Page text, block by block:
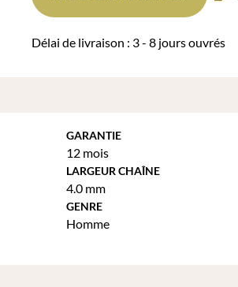
Délai de livraison : 3 - 8 jours ouvrés
GARANTIE
12 mois
LARGEUR CHAÎNE
4.0 mm
GENRE
Homme